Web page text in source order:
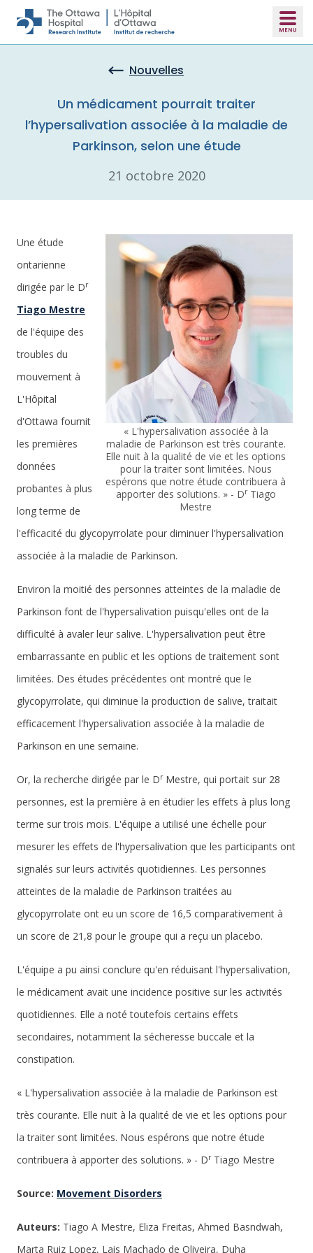
Skip to main content
Nouvelles
Un médicament pourrait traiter
l’hypersalivation associée à la maladie de
Parkinson, selon une étude
21 octobre 2020
« L'hypersalivation associée à la
maladie de Parkinson est très courante.
Elle nuit à la qualité de vie et les options
pour la traiter sont limitées. Nous
espérons que notre étude contribuera à
apporter des solutions. » - DrTiago
Mestre
Une étude
ontarienne
dirigée par le Dr
Tiago Mestre
de l'équipe des
troubles du
mouvement à
L'Hôpital
d'Ottawa fournit
les premières
données
probantes à plus
long terme de
l'efficacité du glycopyrrolate pour diminuer l'hypersalivation
associée à la maladie de Parkinson.
Environ la moitié des personnes atteintes de la maladie de
Parkinson font de l'hypersalivation puisqu'elles ont de la
difficulté à avaler leur salive. L'hypersalivation peut être
embarrassante en public et les options de traitement sont
limitées. Des études précédentes ont montré que le
glycopyrrolate, qui diminue la production de salive, traitait
efficacement l'hypersalivation associée à la maladie de
Parkinson en une semaine.
Or, la recherche dirigée par le DrMestre, qui portait sur 28
personnes, est la première à en étudier les effets à plus long
terme sur trois mois. L'équipe a utilisé une échelle pour
mesurer les effets de l'hypersalivation que les participants ont
signalés sur leurs activités quotidiennes. Les personnes
atteintes de la maladie de Parkinson traitées au
glycopyrrolate ont eu un score de 16,5 comparativement à
un score de 21,8 pour le groupe qui a reçu un placebo.
L'équipe a pu ainsi conclure qu'en réduisant l'hypersalivation,
le médicament avait une incidence positive sur les activités
quotidiennes. Elle a noté toutefois certains effets
secondaires, notamment la sécheresse buccale et la
constipation.
« L'hypersalivation associée à la maladie de Parkinson est
très courante. Elle nuit à la qualité de vie et les options pour
la traiter sont limitées. Nous espérons que notre étude
contribuera à apporter des solutions. » - DrTiago Mestre
Source: Movement Disorders
Auteurs: Tiago A Mestre, Eliza Freitas, Ahmed Basndwah,
Marta Ruiz Lopez, Lais Machado de Oliveira, Duha